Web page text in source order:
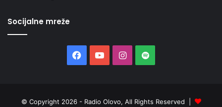
Socijalne mreže
FacebookYouTubeInstagram
Spotify
© Copyright 2026 - Radio Olovo, All Rights Reserved |